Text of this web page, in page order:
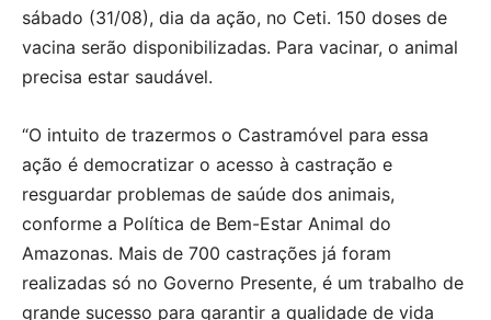
sábado (31/08), dia da ação, no Ceti. 150 doses de
vacina serão disponibilizadas. Para vacinar, o animal
precisa estar saudável.
“O intuito de trazermos o Castramóvel para essa
ação é democratizar o acesso à castração e
resguardar problemas de saúde dos animais,
conforme a Política de Bem-Estar Animal do
Amazonas. Mais de 700 castrações já foram
realizadas só no Governo Presente, é um trabalho de
grande sucesso para garantir a qualidade de vida